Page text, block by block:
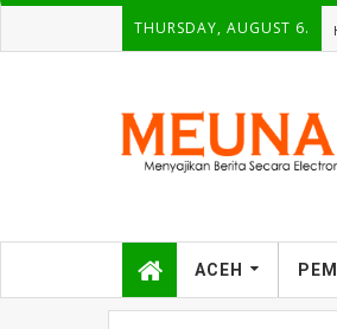
THURSDAY, AUGUST 6.
ACEH